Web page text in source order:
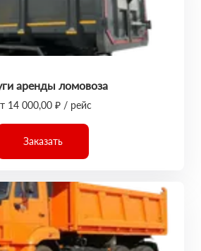
аренды ломовоза
14 000,00 ₽ / рейс
Заказать